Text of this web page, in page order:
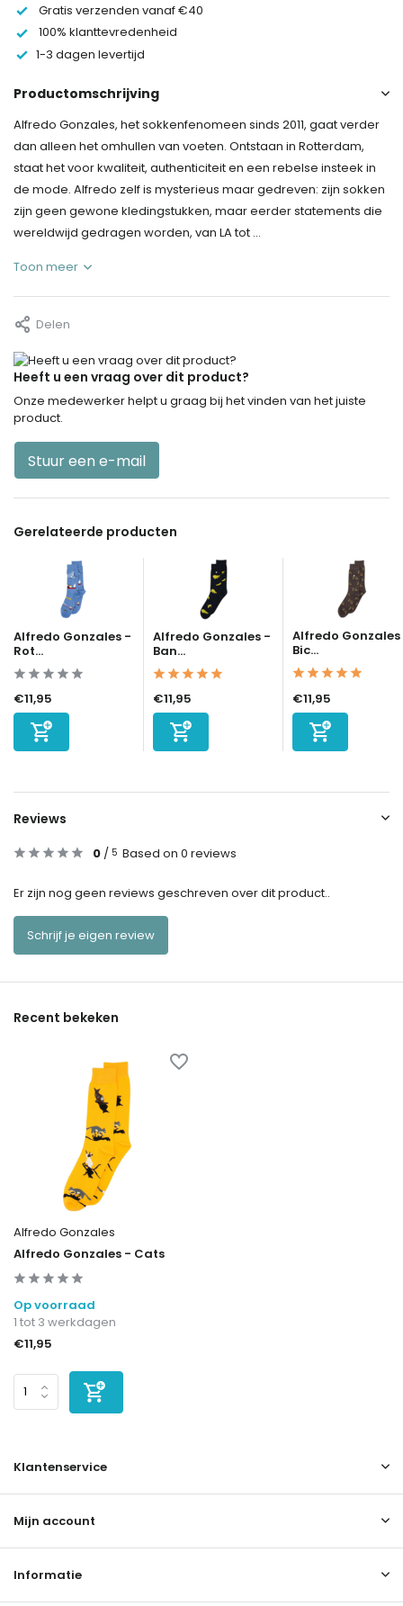
Gratis verzenden vanaf €40
100% klanttevredenheid
1-3 dagen levertijd
Productomschrijving
Alfredo Gonzales, het sokkenfenomeen sinds 2011, gaat verder
dan alleen het omhullen van voeten. Ontstaan in Rotterdam,
staat het voor kwaliteit, authenticiteit en een rebelse insteek in
de mode. Alfredo zelf is mysterieus maar gedreven: zijn sokken
zijn geen gewone kledingstukken, maar eerder statements die
wereldwijd gedragen worden, van LA tot ...
Toon meer
Delen
Heeft u een vraag over dit product?
Onze medewerker helpt u graag bij het vinden van het juiste
product.
Stuur een e-mail
Gerelateerde producten
Alfredo Gonzales -
Rot...
€11,95
Alfredo Gonzales -
Ban...
€11,95
Alfredo
Bic...
€11,95
Reviews
0 / 5 Based on 0 reviews
Er zijn nog geen reviews geschreven over dit product..
Schrijf je eigen review
Recent bekeken
Alfredo Gonzales
Alfredo Gonzales - Cats
Op voorraad
1 tot 3 werkdagen
€11,95
Klantenservice
Mijn account
Informatie